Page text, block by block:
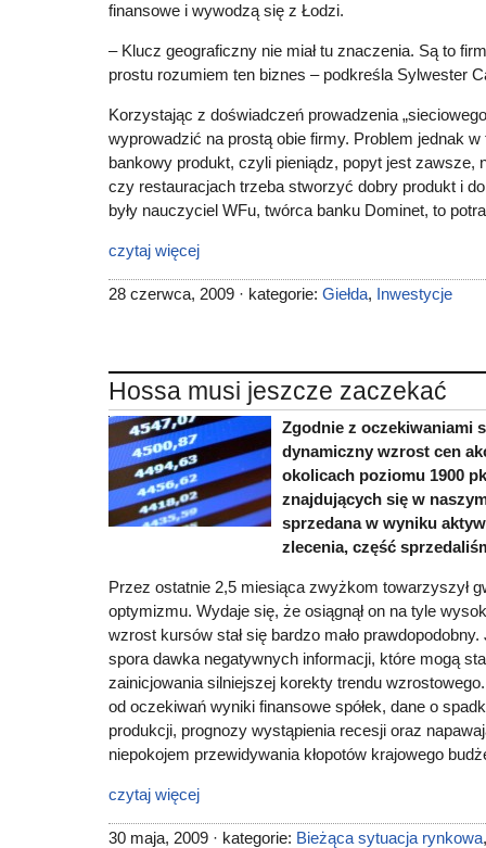
finansowe i wywodzą się z Łodzi.
– Klucz geograficzny nie miał tu znaczenia. Są to
prostu rozumiem ten biznes – podkreśla Sylwester
Korzystając z doświadczeń prowadzenia
wyprowadzić na prostą obie firmy. Problem jednak
bankowy produkt, czyli pieniądz, popyt jest zawsze,
czy restauracjach trzeba stworzyć dobry produkt i
były nauczyciel WFu, twórca banku Dominet, to
czytaj więcej
28 czerwca, 2009 · kategorie: Giełda, Inwestycje
Hossa musi jeszcze zaczekać
Zgodnie z oczekiwaniami
dynamiczny wzrost cen
okolicach poziomu 1900
znajdujących się w
sprzedana w wyniku
zlecenia, część
Przez ostatnie 2,5 miesiąca zwyżkom towarzyszył
optymizmu. Wydaje się, że osiągnął on na tyle
wzrost kursów stał się bardzo mało prawdopodobny.
spora dawka negatywnych informacji, które mogą
zainicjowania silniejszej korekty trendu
od oczekiwań wyniki finansowe spółek, dane o
produkcji, prognozy wystąpienia recesji oraz
niepokojem przewidywania kłopotów krajowego
czytaj więcej
30 maja, 2009 · kategorie: Bieżąca sytuacja rynkowa